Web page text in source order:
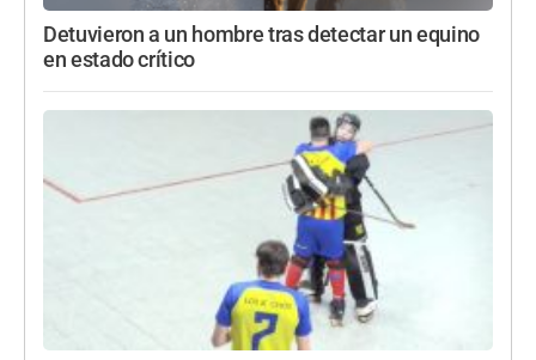
Detuvieron a un hombre tras detectar un equino
en estado crítico